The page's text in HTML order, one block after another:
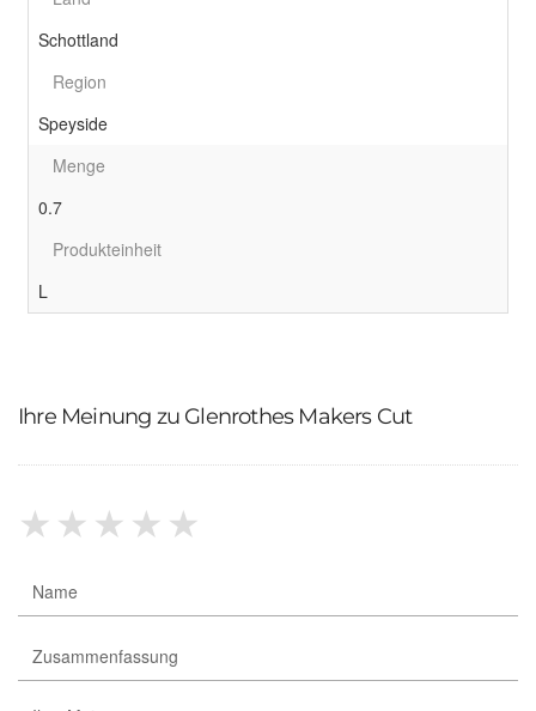
Schottland
Region
Speyside
Menge
0.7
Produkteinheit
L
Ihre Meinung zu Glenrothes Makers Cut
★★★★★